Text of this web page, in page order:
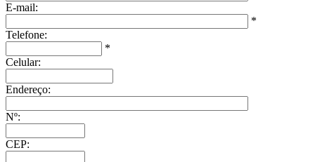
E-mail:
*
Telefone:
*
Celular:
Endereço:
Nº:
CEP: